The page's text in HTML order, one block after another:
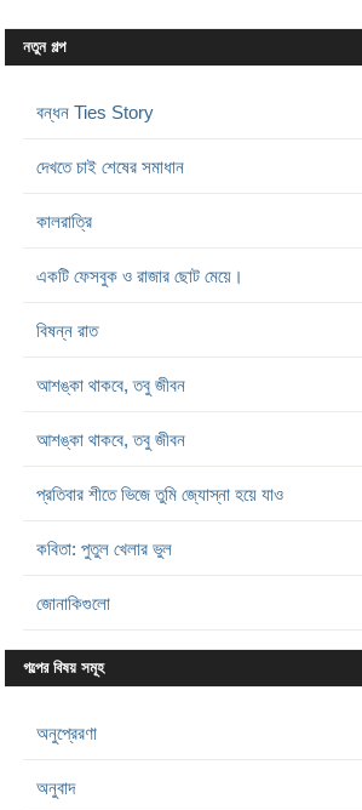
নতুন গল্প
বন্ধন Ties Story
দেখতে চাই শেষের সমাধান
কালরাত্রি
একটি ফেসবুক ও রাজার ছোট মেয়ে।
বিষন্ন রাত
আশঙ্কা থাকবে, তবু জীবন
আশঙ্কা থাকবে, তবু জীবন
প্রতিবার শীতে ভিজে তুমি জ্যোস্না হয়ে যাও
কবিতা: পুতুল খেলার ভুল
জোনাকিগুলো
গল্পের বিষয় সমূহ
অনুপ্রেরণা
অনুবাদ